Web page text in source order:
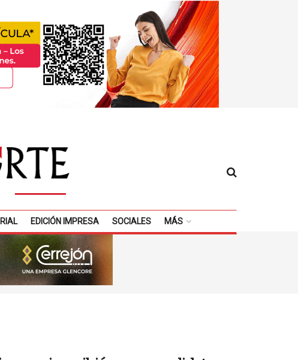
EDICIÓN IMPRESA SOCIALES MÁS